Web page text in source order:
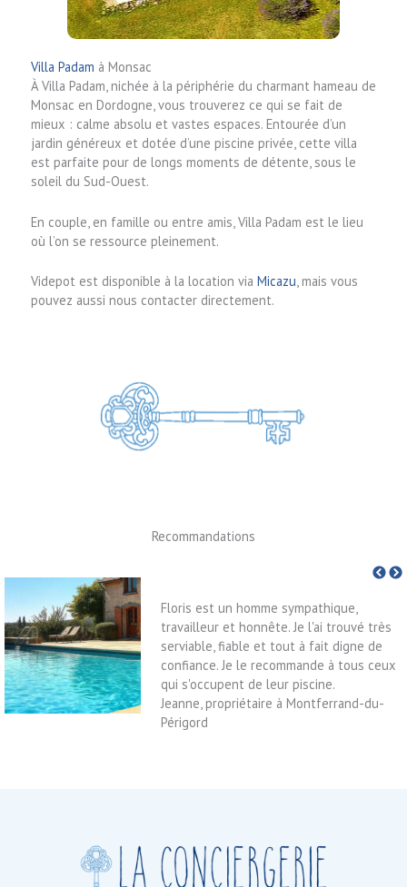
Villa Padam à Monsac
À Villa Padam, nichée à la périphérie du charmant hameau de
Monsac en Dordogne, vous trouverez ce qui se fait de
mieux : calme absolu et vastes espaces. Entourée d’un
jardin généreux et dotée d’une piscine privée, cette villa
est parfaite pour de longs moments de détente, sous le
soleil du Sud-Ouest.
En couple, en famille ou entre amis, Villa Padam est le lieu
où l’on se ressource pleinement.
Videpot est disponible à la location via Micazu, mais vous
pouvez aussi nous contacter directement.
Recommandations
Floris est un homme sympathique,
travailleur et honnête. Je l'ai trouvé très
serviable, fiable et tout à fait digne de
confiance. Je le recommande à tous ceux
qui s'occupent de leur piscine.
Jeanne, propriétaire à Montferrand-du-
Périgord